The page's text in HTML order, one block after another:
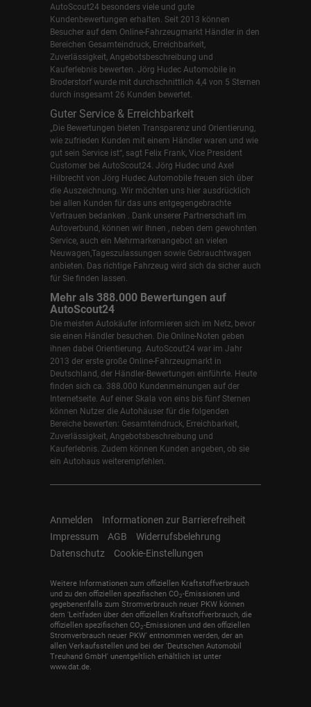
AutoScout24 besonders viele und gute
Kundenbewertungen erhalten. Seit 2013 können
Besucher auf dem Online-Fahrzeugmarkt Händler in den
Bereichen Gesamteindruck, Erreichbarkeit,
Zuverlässigkeit, Angebotsbeschreibung und
Kauferlebnis bewerten. Jörg Hudec Automobile in
Broderstorf wurde mit durchschnittlich 4,4 von 5 Sternen
durch insgesamt 26 Kunden bewertet.
Guter Service & Erreichbarkeit
„Die Bewertungen bieten Transparenz und Orientierung,
wie zufrieden Kunden mit einem Händler waren und wie
gut sein Service ist“, sagt Felix Frank, Vice President
Customer bei AutoScout24. Jörg Hudec und Axel
Hilbrecht von Jörg Hudec Automobile freuen sich über
die Auszeichnung. Wir möchten uns hier ausdrücklich
bei allen Kunden für das uns entgegengebrachte
Vertrauen bedanken . Dank unserer Partnerschaft im
Autoverbund, können wir Ihnen , neben dem gewohnten
Service, auch ein Mehrmarkenangebot an vielen
Neuwagen,Tageszulassungen sowie Gebrauchtwagen
anbieten. Das richtige Fahrzeug wird sich da sicher auch
für Sie finden lassen.
Mehr als 388.000 Bewertungen auf
AutoScout24
Die meisten Autokäufer informieren sich im Netz, bevor
sie einen Händler besuchen. Die Online-Noten geben
ihnen dabei Orientierung. AutoScout24 war im Jahr
2013 der erste große Online-Fahrzeugmarkt in
Deutschland, der Händler-Bewertungen einführte. Heute
finden sich ca. 388.000 Kundenmeinungen auf der
Internetseite. Auf einer Skala von eins bis fünf Sternen
können Nutzer die Autohäuser für die folgenden
Bereiche bewerten: Gesamteindruck, Erreichbarkeit,
Zuverlässigkeit, Angebotsbeschreibung und
Kauferlebnis. Zudem können Kunden angeben, ob sie
ein Autohaus weiterempfehlen.
Anmelden
Informationen zur Barrierefreiheit
Impressum
AGB
Widerrufsbelehrung
Datenschutz
Cookie-Einstellungen
Weitere Informationen zum offiziellen Kraftstoffverbrauch
und zu den offiziellen spezifischen CO2-Emissionen und
gegebenenfalls zum Stromverbrauch neuer PKW können
dem 'Leitfaden über den offiziellen Kraftstoffverbrauch, die
offiziellen spezifischen CO2-Emissionen und den offiziellen
Stromverbrauch neuer PKW' entnommen werden, der an
allen Verkaufsstellen und bei der 'Deutschen Automobil
Treuhand GmbH' unentgeltlich erhältlich ist unter
www.dat.de.